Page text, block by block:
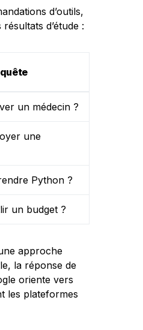
d’outils,
d’étude :
un médecin ?
une
Python ?
un budget ?
approche
la réponse de
oriente vers
les plateformes